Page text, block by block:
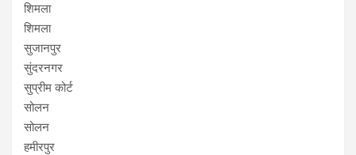
शिमला
शिमला
सुजानपुर
सुंदरनगर
सुप्रीम कोर्ट
सोलन
सोलन
हमीरपुर